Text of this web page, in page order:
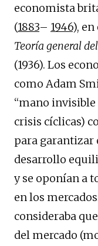
economista
(1883– 1946), en
Teoría general
(1936). Los
como Adam
“mano invisible
crisis cíclicas)
para
desarrollo
y se oponían a
en los
consideraba
del mercado